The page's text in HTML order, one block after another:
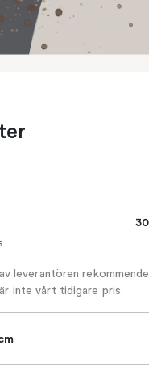
leverantören
inte vårt tidigare pris.